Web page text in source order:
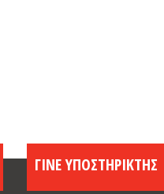
ΓΙΝΕ ΥΠΟΣΤΗΡΙΚΤΗΣ